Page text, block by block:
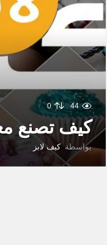
44
0
كيف تصنع
بواسطة كيف لابز